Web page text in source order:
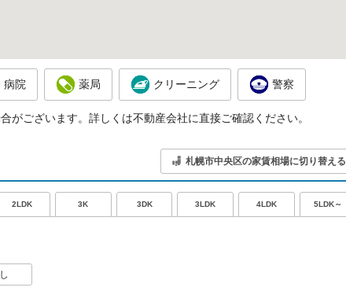
病院 薬局 クリーニング 警察
ございます。詳しくは不動産会社に直接ご確認ください。
札幌市中央区の家賃相場に切り替える
2LDK 3K 3DK 3LDK 4LDK 5LDK～